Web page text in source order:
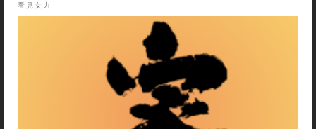
看見女力